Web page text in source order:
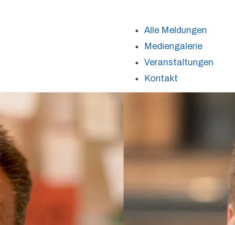
Alle Meldungen
Mediengalerie
Veranstaltungen
Kontakt